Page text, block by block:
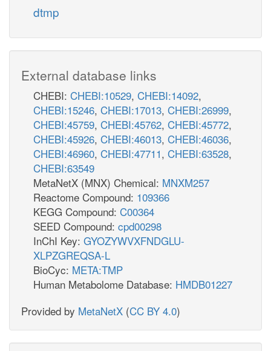
dtmp
External database links
CHEBI: CHEBI:10529, CHEBI:14092,
CHEBI:15246, CHEBI:17013, CHEBI:26999,
CHEBI:45759, CHEBI:45762, CHEBI:45772,
CHEBI:45926, CHEBI:46013, CHEBI:46036,
CHEBI:46960, CHEBI:47711, CHEBI:63528,
CHEBI:63549
MetaNetX (MNX) Chemical: MNXM257
Reactome Compound: 109366
KEGG Compound: C00364
SEED Compound: cpd00298
InChI Key: GYOZYWVXFNDGLU-
XLPZGREQSA-L
BioCyc: META:TMP
Human Metabolome Database: HMDB01227
Provided by MetaNetX (CC BY 4.0)